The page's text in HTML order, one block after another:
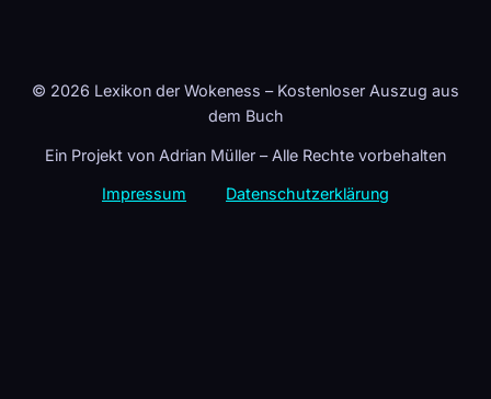
© 2026 Lexikon der Wokeness – Kostenloser Auszug aus
dem Buch
Ein Projekt von Adrian Müller – Alle Rechte vorbehalten
Impressum Datenschutzerklärung